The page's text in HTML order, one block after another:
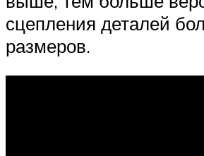
сцепления деталей
размеров.